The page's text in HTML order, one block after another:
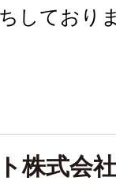
しており
株式会社